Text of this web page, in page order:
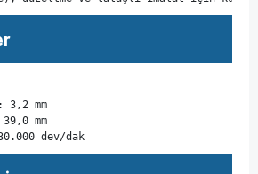
3,2 mm
mm
dev/dak